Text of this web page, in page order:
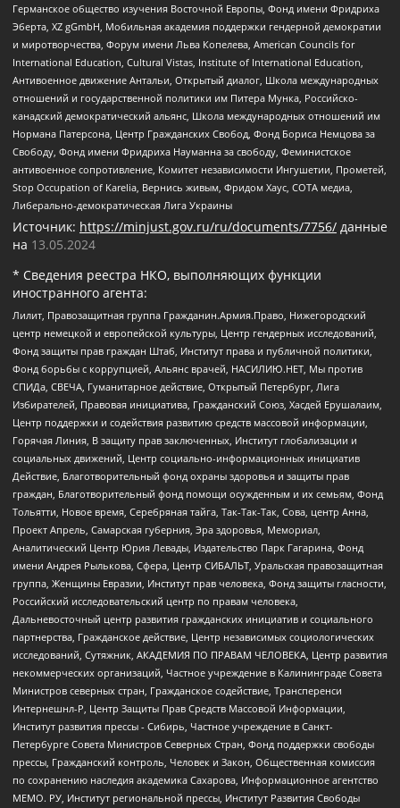
Германское общество изучения Восточной Европы, Фонд имени Фридриха
Эберта, XZ gGmbH, Мобильная академия поддержки гендерной демократии
и миротворчества, Форум имени Льва Копелева, American Councils for
International Education, Cultural Vistas, Institute of International Education,
Антивоенное движение Антальи, Открытый диалог, Школа международных
отношений и государственной политики им Питера Мунка, Российско-
канадский демократический альянс, Школа международных отношений им
Нормана Патерсона, Центр Гражданских Свобод, Фонд Бориса Немцова за
Свободу, Фонд имени Фридриха Науманна за свободу, Феминистское
антивоенное сопротивление, Комитет независимости Ингушетии, Прометей,
Stop Occupation of Karelia, Вернись живым, Фридом Хаус, СОТА медиа,
Либерально-демократическая Лига Украины
Источник: https://minjust.gov.ru/ru/documents/7756/ данные
на 13.05.2024
* Сведения реестра НКО, выполняющих функции
иностранного агента:
Лилит, Правозащитная группа Гражданин.Армия.Право, Нижегородский
центр немецкой и европейской культуры, Центр гендерных исследований,
Фонд защиты прав граждан Штаб, Институт права и публичной политики,
Фонд борьбы с коррупцией, Альянс врачей, НАСИЛИЮ.НЕТ, Мы против
СПИДа, СВЕЧА, Гуманитарное действие, Открытый Петербург, Лига
Избирателей, Правовая инициатива, Гражданский Союз, Хасдей Ерушалаим,
Центр поддержки и содействия развитию средств массовой информации,
Горячая Линия, В защиту прав заключенных, Институт глобализации и
социальных движений, Центр социально-информационных инициатив
Действие, Благотворительный фонд охраны здоровья и защиты прав
граждан, Благотворительный фонд помощи осужденным и их семьям, Фонд
Тольятти, Новое время, Серебряная тайга, Так-Так-Так, Сова, центр Анна,
Проект Апрель, Самарская губерния, Эра здоровья, Мемориал,
Аналитический Центр Юрия Левады, Издательство Парк Гагарина, Фонд
имени Андрея Рылькова, Сфера, Центр СИБАЛЬТ, Уральская правозащитная
группа, Женщины Евразии, Институт прав человека, Фонд защиты гласности,
Российский исследовательский центр по правам человека,
Дальневосточный центр развития гражданских инициатив и социального
партнерства, Гражданское действие, Центр независимых социологических
исследований, Сутяжник, АКАДЕМИЯ ПО ПРАВАМ ЧЕЛОВЕКА, Центр развития
некоммерческих организаций, Частное учреждение в Калининграде Совета
Министров северных стран, Гражданское содействие, Трансперенси
Интернешнл-Р, Центр Защиты Прав Средств Массовой Информации,
Институт развития прессы - Сибирь, Частное учреждение в Санкт-
Петербурге Совета Министров Северных Стран, Фонд поддержки свободы
прессы, Гражданский контроль, Человек и Закон, Общественная комиссия
по сохранению наследия академика Сахарова, Информационное агентство
МЕМО. РУ, Институт региональной прессы, Институт Развития Свободы